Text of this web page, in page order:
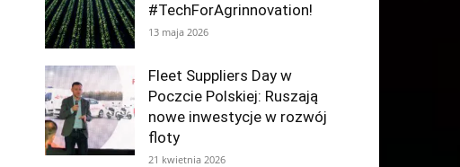
#TechForAgrinnovation!
13 maja 2026
Fleet Suppliers Day w
Poczcie Polskiej: Ruszają
nowe inwestycje w rozwój
floty
21 kwietnia 2026